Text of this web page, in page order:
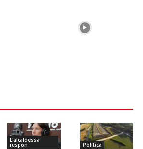
L'alcaldessa
respon Política